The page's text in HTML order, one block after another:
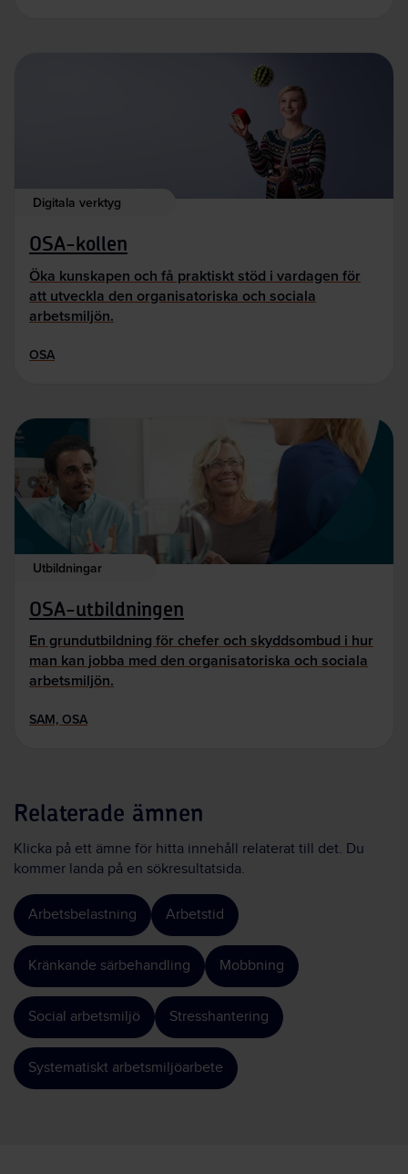
Digitala verktyg
OSA-kollen
Öka kunskapen och få praktiskt stöd i vardagen för
att utveckla den organisatoriska och sociala
arbetsmiljön.
OSA
Utbildningar
OSA-utbildningen
En grundutbildning för chefer och skyddsombud i hur
man kan jobba med den organisatoriska och sociala
arbetsmiljön.
SAM, OSA
Relaterade ämnen
Klicka på ett ämne för hitta innehåll relaterat till det. Du
kommer landa på en sökresultatsida.
Arbetsbelastning Arbetstid
Kränkande särbehandling Mobbning
Social arbetsmiljö Stresshantering
Systematiskt arbetsmiljöarbete